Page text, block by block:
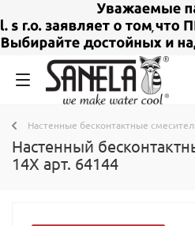
Настенные бесконтактные
Настенный
14X арт. 64144